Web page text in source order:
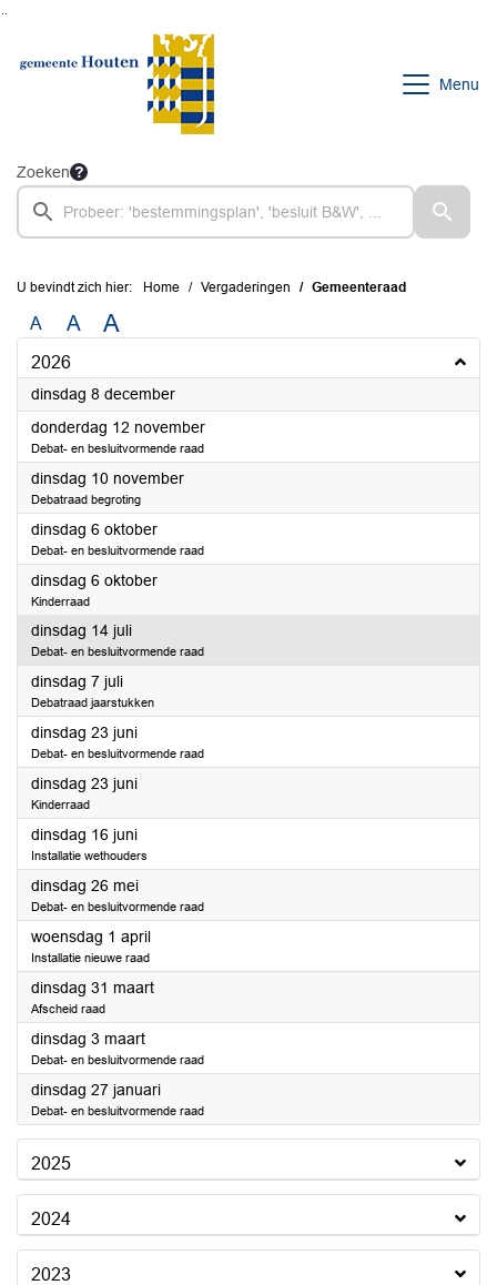
Menu
Zoeken
U bevindt zich hier: Home Vergaderingen Gemeenteraad
A A A
2026
dinsdag 8 december2026
donderdag 12 november2026
Debat- en besluitvormende raad
dinsdag 10 november2026
Debatraad begroting
dinsdag 6 oktober2026
Debat- en besluitvormende raad
dinsdag 6 oktober2026
Kinderraad
dinsdag 14 juli2026
Debat- en besluitvormende raad
dinsdag 7 juli2026
Debatraad jaarstukken
dinsdag 23 juni2026
Debat- en besluitvormende raad
dinsdag 23 juni2026
Kinderraad
dinsdag 16 juni2026
Installatie wethouders
dinsdag 26 mei2026
Debat- en besluitvormende raad
woensdag 1 april2026
Installatie nieuwe raad
dinsdag 31 maart2026
Afscheid raad
dinsdag 3 maart2026
Debat- en besluitvormende raad
dinsdag 27 januari2026
Debat- en besluitvormende raad
2025
2024
2023